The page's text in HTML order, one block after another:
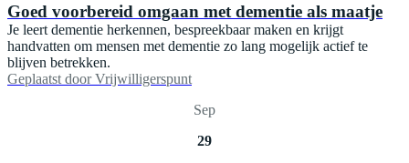
Goed voorbereid omgaan met dementie als maatje
Je leert dementie herkennen, bespreekbaar maken en krijgt
handvatten om mensen met dementie zo lang mogelijk actief te
blijven betrekken.
Geplaatst door Vrijwilligerspunt
Sep
29